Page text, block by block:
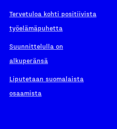
Tervetuloa kohti positiivista
työelämäpuhetta
Suunnittelulla on
alkuperänsä
Liputetaan suomalaista
osaamista